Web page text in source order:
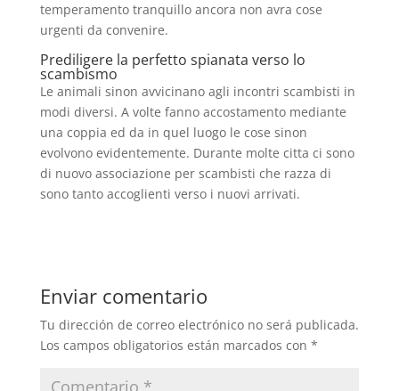
temperamento tranquillo ancora non avra cose
urgenti da convenire.
Prediligere la perfetto spianata verso lo
scambismo
Le animali sinon avvicinano agli incontri scambisti in
modi diversi. A volte fanno accostamento mediante
una coppia ed da in quel luogo le cose sinon
evolvono evidentemente. Durante molte citta ci sono
di nuovo associazione per scambisti che razza di
sono tanto accoglienti verso i nuovi arrivati.
Enviar comentario
Tu dirección de correo electrónico no será publicada.
Los campos obligatorios están marcados con *